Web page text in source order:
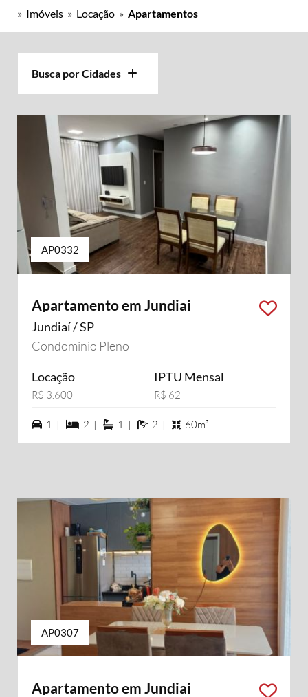
» Imóveis » Locação » Apartamentos
Busca por Cidades
AP0332
Apartamento em Jundiai
Jundiaí / SP
Condominio Pleno
Locação
R$ 3.600
IPTU Mensal
R$ 62
1 vagas na garagem
1 | 2 dormiórios
2 | 1 suítes
1 | 2 banheiros
2 | 60m²
AP0307
Apartamento em Jundiai